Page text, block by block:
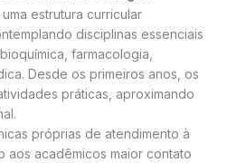
estrutura curricular
disciplinas essenciais
farmacologia,
Desde os primeiros anos, os
práticas, aproximando
próprias de atendimento à
aos acadêmicos maior contato